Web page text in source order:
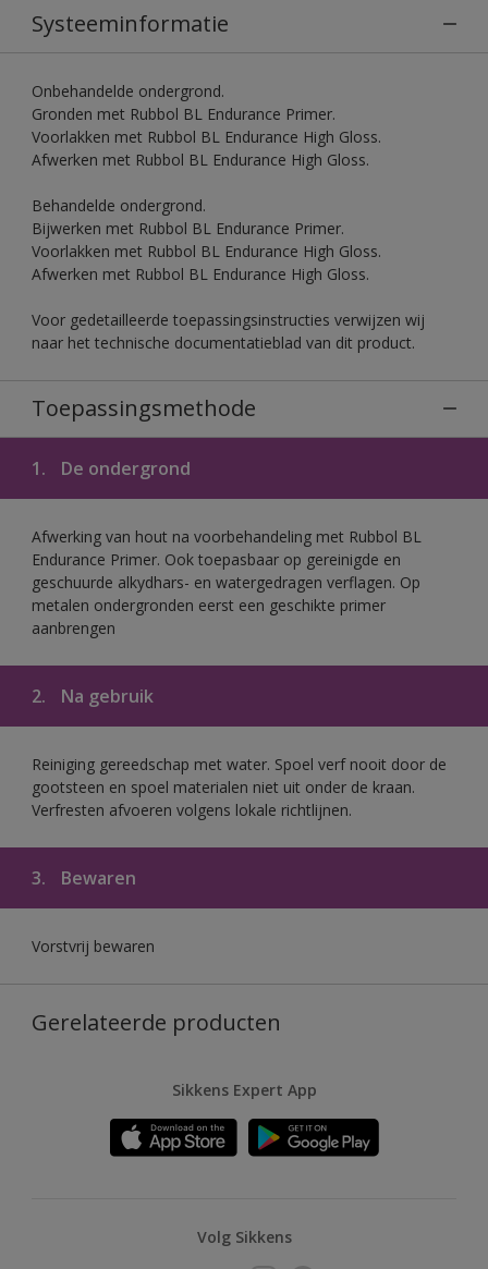
Systeeminformatie
Onbehandelde ondergrond.
Gronden met Rubbol BL Endurance Primer.
Voorlakken met Rubbol BL Endurance High Gloss.
Afwerken met Rubbol BL Endurance High Gloss.
Behandelde ondergrond.
Bijwerken met Rubbol BL Endurance Primer.
Voorlakken met Rubbol BL Endurance High Gloss.
Afwerken met Rubbol BL Endurance High Gloss.
Voor gedetailleerde toepassingsinstructies verwijzen wij
naar het technische documentatieblad van dit product.
Toepassingsmethode
1. De ondergrond
Afwerking van hout na voorbehandeling met Rubbol BL
Endurance Primer. Ook toepasbaar op gereinigde en
geschuurde alkydhars- en watergedragen verflagen. Op
metalen ondergronden eerst een geschikte primer
aanbrengen
2. Na gebruik
Reiniging gereedschap met water. Spoel verf nooit door de
gootsteen en spoel materialen niet uit onder de kraan.
Verfresten afvoeren volgens lokale richtlijnen.
3. Bewaren
Vorstvrij bewaren
Gerelateerde producten
Sikkens Expert App
Volg Sikkens